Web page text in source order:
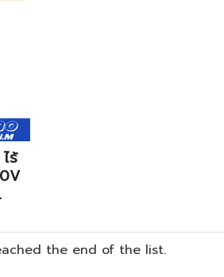
ร้
the end of the list.